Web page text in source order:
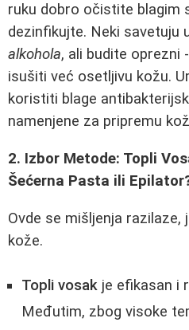
ruku dobro očistite blagim
dezinfikujte. Neki savetuju
alkohola, ali budite oprezni
isušiti već osetljivu kožu.
koristiti blage
namenjene za pripremu
2. Izbor Metode: Topli
Šećerna Pasta ili
Ovde se mišljenja razilaze,
kože.
Topli vosak je efikasan i
Međutim, zbog visoke